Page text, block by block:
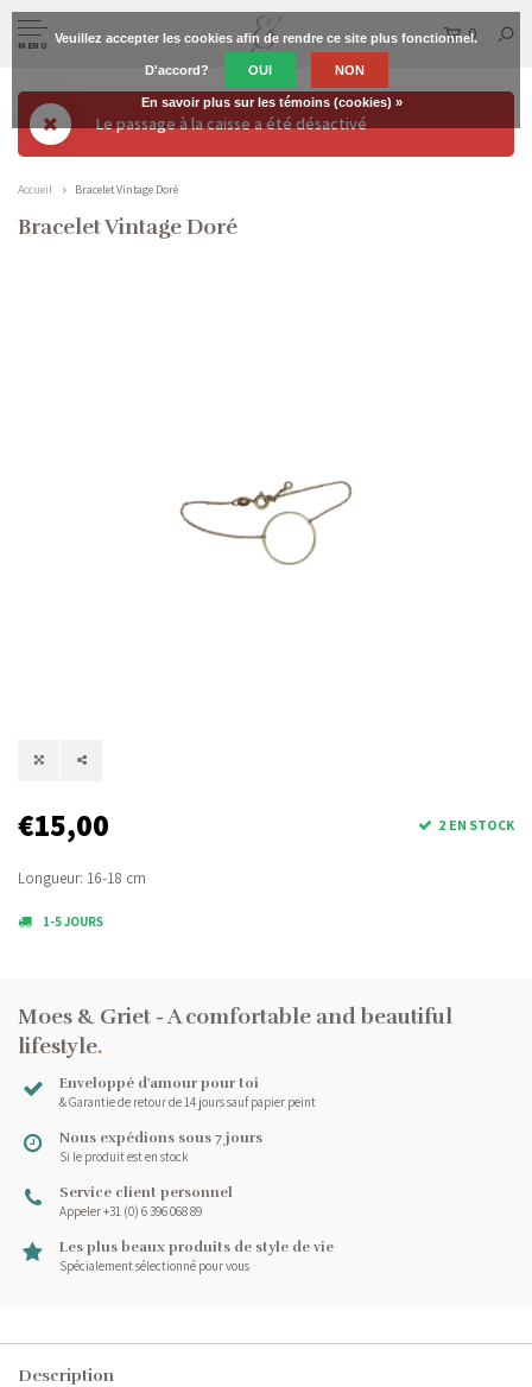
MENU
0
Le passage à la caisse a été désactivé
Accueil Bracelet Vintage Doré
Bracelet Vintage Doré
€15,00 2 EN STOCK
Longueur: 16-18 cm
1-5 JOURS
Moes & Griet - A comfortable and beautiful
lifestyle.
Enveloppé d'amour pour toi
& Garantie de retour de 14 jours sauf papier peint
Nous expédions sous 7 jours
Si le produit est en stock
Service client personnel
Appeler +31 (0) 6 396 068 89
Les plus beaux produits de style de vie
Spécialement sélectionné pour vous
Description
Veuillez accepter les cookies afin de rendre ce site plus fonctionnel.
D'accord? OUI NON
En savoir plus sur les témoins (cookies) »